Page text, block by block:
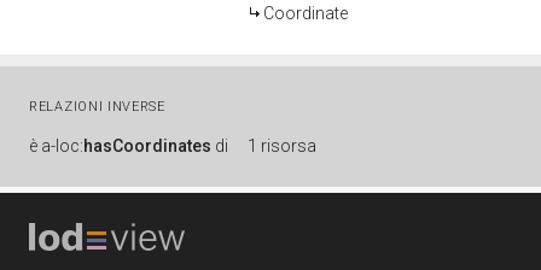
Coordinate
RELAZIONI INVERSE
è a-loc:hasCoordinates di 1 risorsa